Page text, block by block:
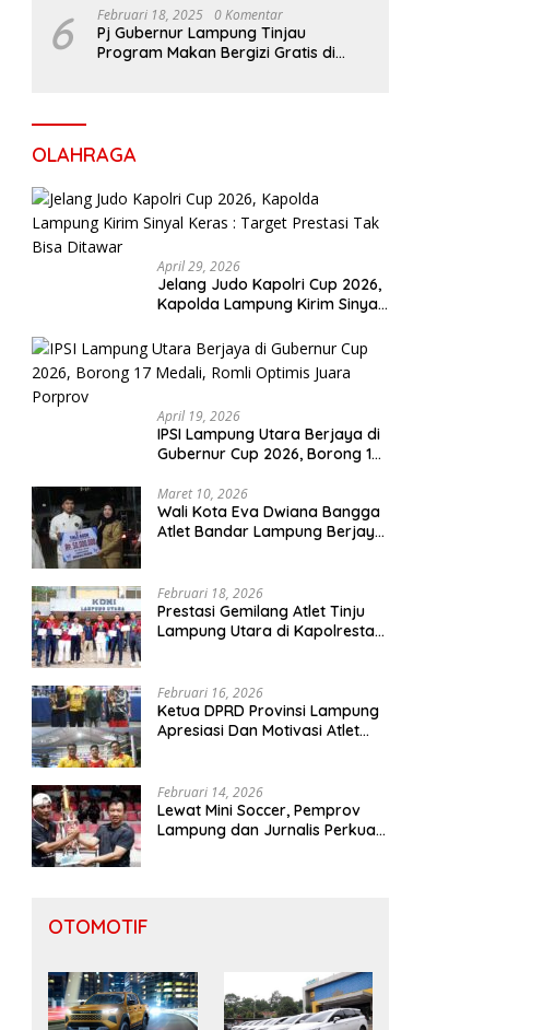
6 Februari 18, 2025 0 Komentar
Pj Gubernur Lampung Tinjau
Program Makan Bergizi Gratis di
OLAHRAGA
April 29, 2026
Jelang Judo Kapolri Cup 2026,
Kapolda Lampung Kirim Sinyal
Bisa Ditawar
April 19, 2026
IPSI Lampung Utara Berjaya di
Gubernur Cup 2026, Borong 17
Porprov
Maret 10, 2026
Wali Kota Eva Dwiana Bangga
Atlet Bandar Lampung Berjaya
Februari 18, 2026
Prestasi Gemilang Atlet Tinju
Lampung Utara di Kapolresta
Februari 16, 2026
Ketua DPRD Provinsi Lampung
Apresiasi Dan Motivasi Atlet
Februari 14, 2026
Lewat Mini Soccer, Pemprov
Lampung dan Jurnalis Perkuat
OTOMOTIF